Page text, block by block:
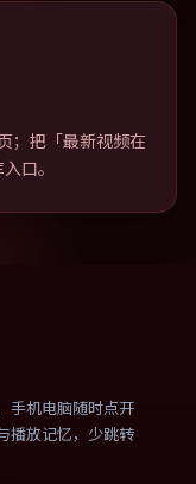
；把「最新视频在
口。
手机电脑随时点开
播放记忆，少跳转